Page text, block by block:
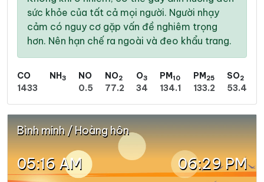
sức khỏe của tất cả mọi người. Người nhạy
cảm có nguy cơ gặp vấn đề nghiêm trọng
hơn. Nên hạn chế ra ngoài và đeo khẩu trang.
CO
1433
NH3
NO
0.5
NO2
77.2
O3
34
PM10
134.1
PM25
133.2
SO2
53.4
Bình minh / Hoàng hôn
05:16 AM 06:29 PM